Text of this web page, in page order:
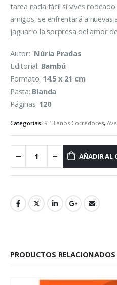
tarea nada fácil si vives
amigos, se enfrentará a nuevas
jaguar o la sorpresa del amor
Autor: Núria Pradas
Editorial: Bambú
Formato: 14.5 x 21 cm
Pasta: Blanda
Páginas: 120
Categorías: 9-13 años Corredores,
AÑADIR AL
PRODUCTOS RELACIONADOS